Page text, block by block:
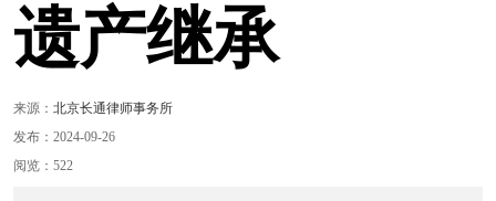
遗产继承
来源： 北京长通律师事务所
发布：2024-09-26
阅览：522